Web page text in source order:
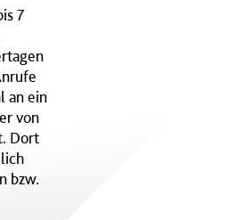
7
an ein
von
Dort
bzw.